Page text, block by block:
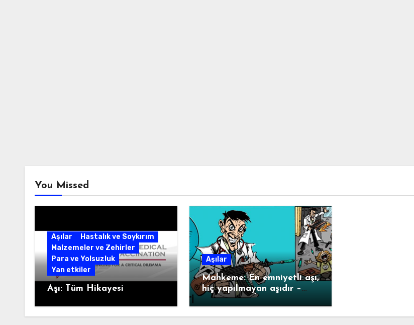
You Missed
Aşılar
Hastalık ve Soykırım
Malzemeler ve Zehirler
Para ve Yolsuzluk
Yan etkiler
Aşı: Tüm Hikayesi
Aşılar
Mahkeme: En emniyetli aşı,
hiç yapılmayan aşıdır –
Prof. Dr. ALİŞAN
YILDIRAN